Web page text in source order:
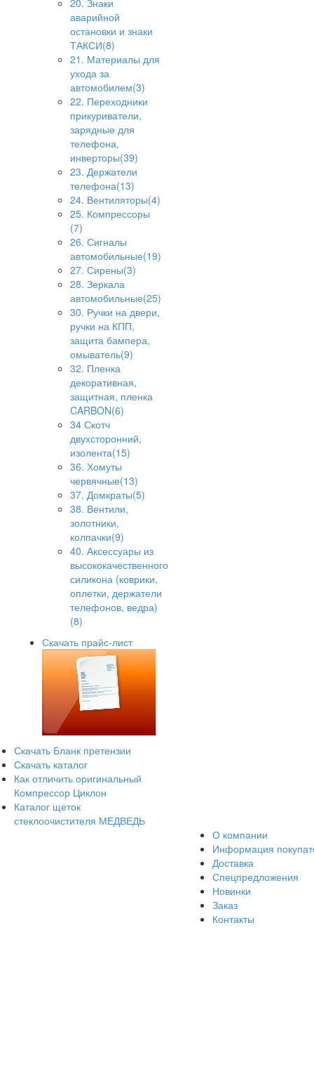
20. Знаки
аварийной
остановки и знаки
ТАКСИ(8)
21. Материалы для
ухода за
автомобилем(3)
22. Переходники
прикуриватели,
зарядные для
телефона,
инверторы(39)
23. Держатели
телефона(13)
24. Вентиляторы(4)
25. Компрессоры
(7)
26. Сигналы
автомобильные(19)
27. Сирены(3)
28. Зеркала
автомобильные(25)
30. Ручки на двери,
ручки на КПП,
защита бампера,
омыватель(9)
32. Пленка
декоративная,
защитная, пленка
CARBON(6)
34 Скотч
двухсторонний,
изолента(15)
36. Хомуты
червячные(13)
37. Домкраты(5)
38. Вентили,
золотники,
колпачки(9)
40. Аксессуары из
высококачественного
силикона (коврики,
оплетки, держатели
телефонов, ведра)
(8)
Скачать прайс-лист
Скачать Бланк претензии
Скачать каталог
Как отличить оригинальный
Компрессор Циклон
Каталог щеток
стеклоочистителя МЕДВЕДЬ
О компании
Информация
Доставка
Спецпредложения
Новинки
Заказ
Контакты